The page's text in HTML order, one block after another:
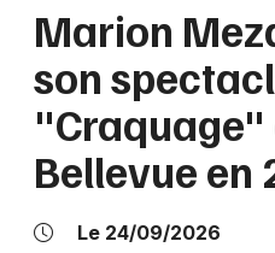
Grands événements
Activité & Expérience
Manifestations
Bordeaux
Colmar
Lille
Lyon
Marseille
Marion
son
"Craquage"
Bellevue en
Le 24/09/2026
Près de moi
Changer de
Quand ?
Aujourd'hui
Demain Ce